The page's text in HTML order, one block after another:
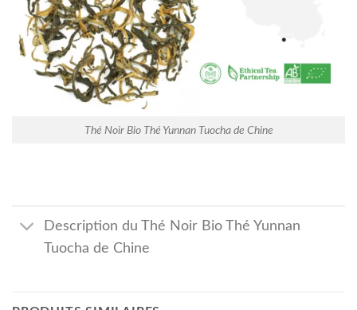
Thé Noir Bio Thé Yunnan Tuocha de Chine
Description du Thé Noir Bio Thé Yunnan
Tuocha de Chine